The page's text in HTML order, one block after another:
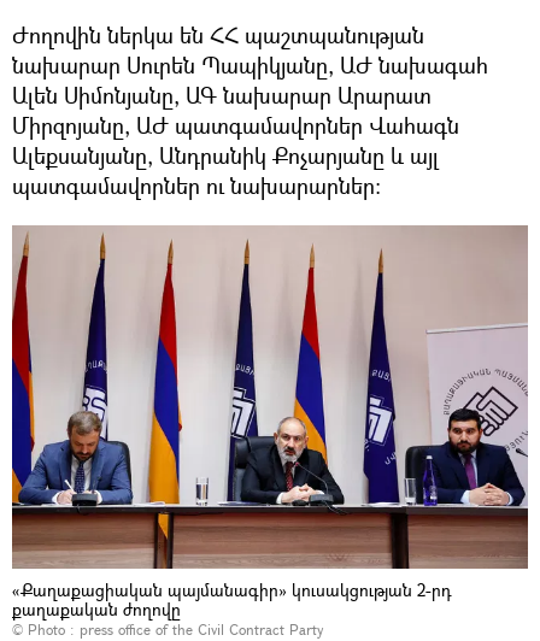
Ժողովին ներկա են ՀՀ պաշտպանության
նախարար Սուրեն Պապիկյանը, ԱԺ նախագահ
Ալեն Սիմոնյանը, ԱԳ նախարար Արարատ
Միրզոյանը, ԱԺ պատգամավորներ Վահագն
Ալեքսանյանը, Անդրանիկ Քոչարյանը և այլ
պատգամավորներ ու նախարարներ։
«Քաղաքացիական պայմանագիր» կուսակցության 2-րդ
քաղաքական ժողովը
© Photo : press office of the Civil Contract Party